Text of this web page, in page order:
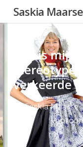
Skip
to
Saskia Maarse
“Dit is
verkeerde
BySaskia Maarse